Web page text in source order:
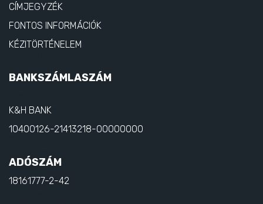
CÍMJEGYZÉK
FONTOS INFORMÁCIÓK
KÉZITÖRTÉNELEM
BANKSZÁMLASZÁM
K&H BANK
10400126-21413218-00000000
ADÓSZÁM
18161777-2-42